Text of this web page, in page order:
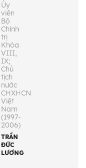
Ủy
viên
Bộ
Chính
trị
Khóa
VIII,
IX;
Chủ
tịch
nước
CHXHCN
Việt
Nam
(1997-
2006)
TRẦN
ĐỨC
LƯƠNG